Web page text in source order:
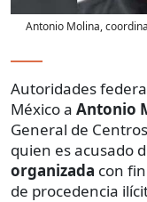
Antonio Molina,
Autoridades
México a Antonio
General de
quien es acusado
organizada con
de procedencia